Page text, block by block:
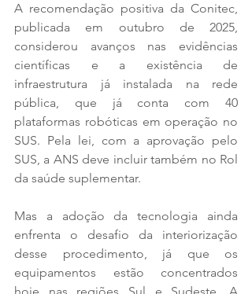
A recomendação positiva da Conitec,
publicada em outubro de 2025,
considerou avanços nas evidências
científicas e a existência de
infraestrutura já instalada na rede
pública, que já conta com 40
plataformas robóticas em operação no
SUS. Pela lei, com a aprovação pelo
SUS, a ANS deve incluir também no Rol
da saúde suplementar.
Mas a adoção da tecnologia ainda
enfrenta o desafio da interiorização
desse procedimento, já que os
equipamentos estão concentrados